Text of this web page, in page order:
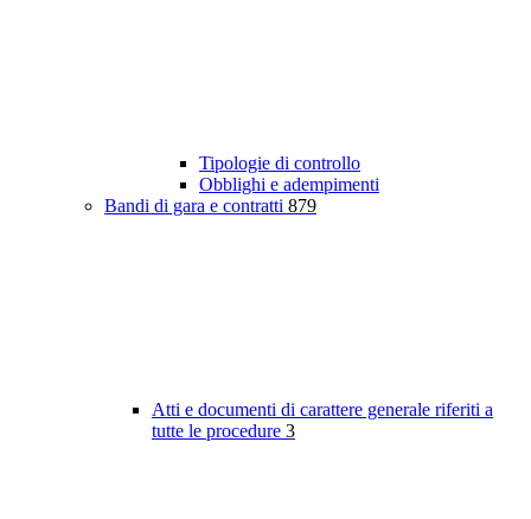
Tipologie di controllo
Obblighi e adempimenti
Bandi di gara e contratti 879
Atti e documenti di carattere generale riferiti a
tutte le procedure 3